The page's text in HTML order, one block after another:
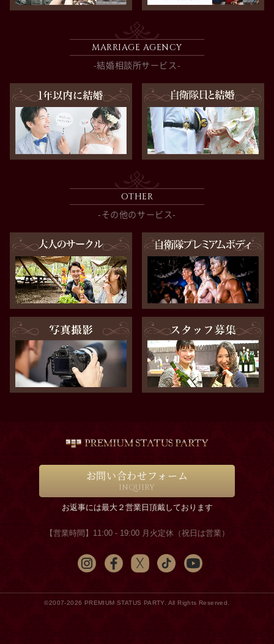
MARRIAGE AGENCY
-結婚相談所サービス-
OTHER
-その他のサービス-
お問い合わせフォーム
INQUIRY
お返事には最大２営業日頂戴しております
【営業時間】11:00 - 19:00 月火定休（祝日は営業）
©2007-2026 PREMIUM STATUS PARTY. All Rights Reserved.